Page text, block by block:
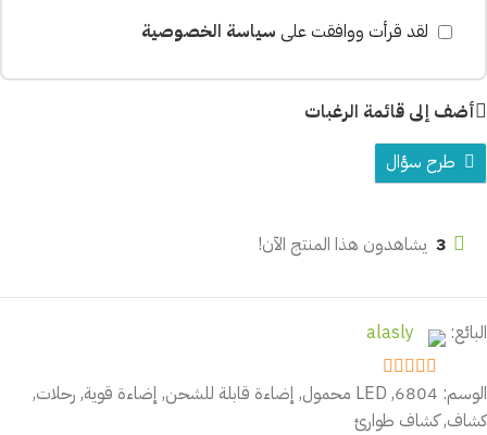
لقد قرأت ووافقت على سياسة الخصوصية
أضف إلى قائمة الرغبات
طرح سؤال
3 يشاهدون هذا المنتج الآن!
البائع: alasly
5
out of 5
الوسم: 6804
, LED محمول , إضاءة قابلة للشحن, إضاءة قوية, رحلات,
كشاف,كشاف طوارئ